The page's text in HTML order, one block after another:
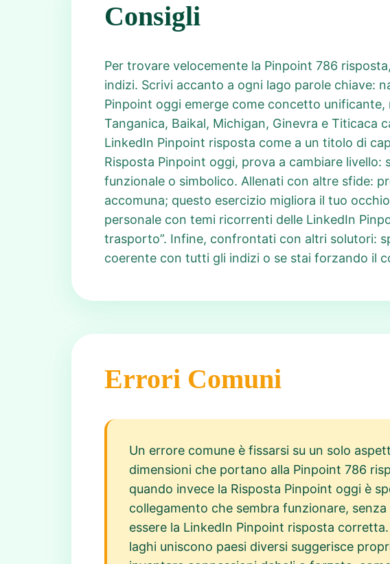
Consigli
Per trovare velocemente la Pinpoint 786
indizi. Scrivi accanto a ogni lago parole chiave:
Pinpoint oggi emerge come concetto
Tanganica, Baikal, Michigan, Ginevra e Titicaca
LinkedIn Pinpoint risposta come a un titolo di
Risposta Pinpoint oggi, prova a cambiare
funzionale o simbolico. Allenati con altre sfide:
accomuna; questo esercizio migliora il tuo
personale con temi ricorrenti delle LinkedIn
trasporto”. Infine, confrontati con altri solutori:
coerente con tutti gli indizi o se stai forzando il
Errori Comuni
Un errore comune è fissarsi su un solo
dimensioni che portano alla Pinpoint 786
quando invece la Risposta Pinpoint oggi è
collegamento che sembra funzionare,
essere la LinkedIn Pinpoint risposta
laghi uniscono paesi diversi suggerisce